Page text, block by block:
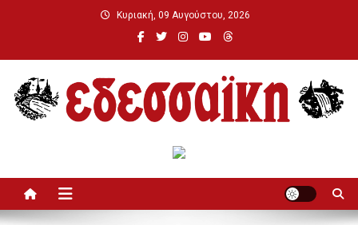
Κυριακή, 09 Αυγούστου, 2026